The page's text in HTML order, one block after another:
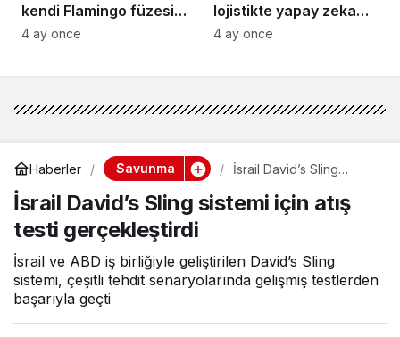
kendi Flamingo füzesini
geliştirecek
4 ay önce
lojistikte yapay zeka
dönemini başlatıyor
4 ay önce
Haberler Savunma
İsrail David’s Sling
gerçekleştirdi
İsrail David’s Sling sistemi için atış
testi gerçekleştirdi
İsrail ve ABD iş birliğiyle geliştirilen David’s Sling
sistemi, çeşitli tehdit senaryolarında gelişmiş testlerden
başarıyla geçti